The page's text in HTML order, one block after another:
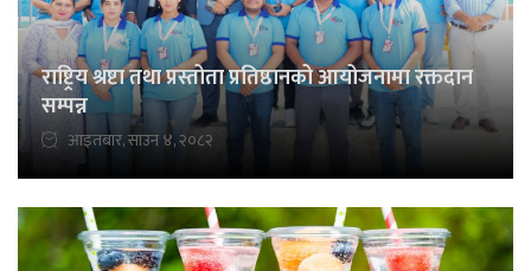
राष्ट्रिय श्रष्टा तथा प्रस्तोता प्रतिष्ठानको आयोजनामा रक्तदान
सम्पन्न
आइतबार, साउन ४, २०८२